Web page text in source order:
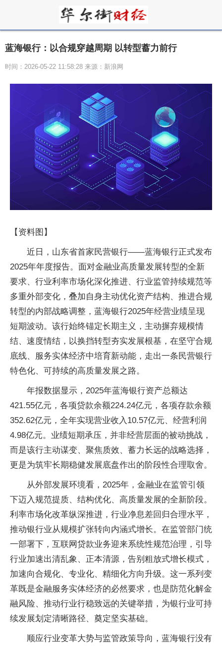
蓝海银行：以合规穿越周期 以转型蓄力前行
时间：2026-05-22 11:58:28 来源：新浪网
【资料图】
近日，山东省首家民营银行——蓝海银行正式发布
2025年年度报告。面对金融业高质量发展转型的全新
要求、行业利率市场化深化推进、行业监管持续规范等
多重外部变化，叠加自身主动优化资产结构、推进合规
转型的内部战略调整，蓝海银行2025年经营业绩呈现
短期波动。该行始终锚定长期主义，主动摒弃规模情
结、速度情结，以换挡转型夯实发展根基，在坚守合规
底线、服务实体经济中培育新动能，走出一条民营银行
特色化、可持续的高质量发展之路。
年报数据显示，2025年蓝海银行资产总额达
421.55亿元，各项贷款余额224.24亿元，各项存款余额
352.62亿元，全年实现营业收入10.57亿元、经营利润
4.98亿元。业绩短期承压，并非经营层面的被动挑战，
而是该行主动谋变、聚焦质效、蓄力长远的战略选择，
更是为筑牢长期稳健发展底盘作出的阶段性合理取舍。
从外部发展环境看，2025年，金融业在监管引领
下迈入规范提质、结构优化、高质量发展的全新阶段。
利率市场化改革纵深推进，行业净息差回归合理水平，
推动银行业从规模扩张转向内涵式增长。在监管部门统
一部署下，互联网贷款业务迎来系统性规范治理，引导
行业加速出清乱象、正本清源，告别粗放式增长模式，
加速向合规化、专业化、精细化方向升级。这一系列变
革既是金融服务实体经济的必然要求，也是防范化解金
融风险、推动行业行稳致远的关键举措，为银行业可持
续发展划定清晰路径、奠定坚实基础。
顺应行业变革大势与监管政策导向，蓝海银行没有